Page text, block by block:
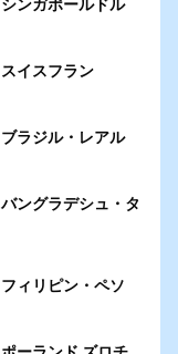
ンガポールドル
イスフラン
ラジル・レアル
ングラデシュ・タ
ィリピン・ペソ